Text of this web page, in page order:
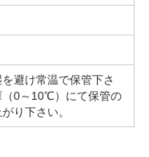
避け常温で保管下さ
（0～10℃）にて保管の
り下さい。